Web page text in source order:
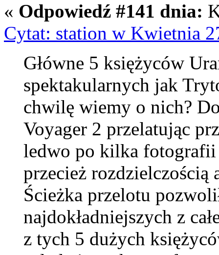
« Odpowiedź #141 dnia:
Cytat: station w Kwietnia
Główne 5 księżyców
spektakularnych jak
chwilę wiemy o nich?
Voyager 2 przelatując
ledwo po kilka fotografii
przecież rozdzielczością
Ścieżka przelotu
najdokładniejszych z
z tych 5 dużych